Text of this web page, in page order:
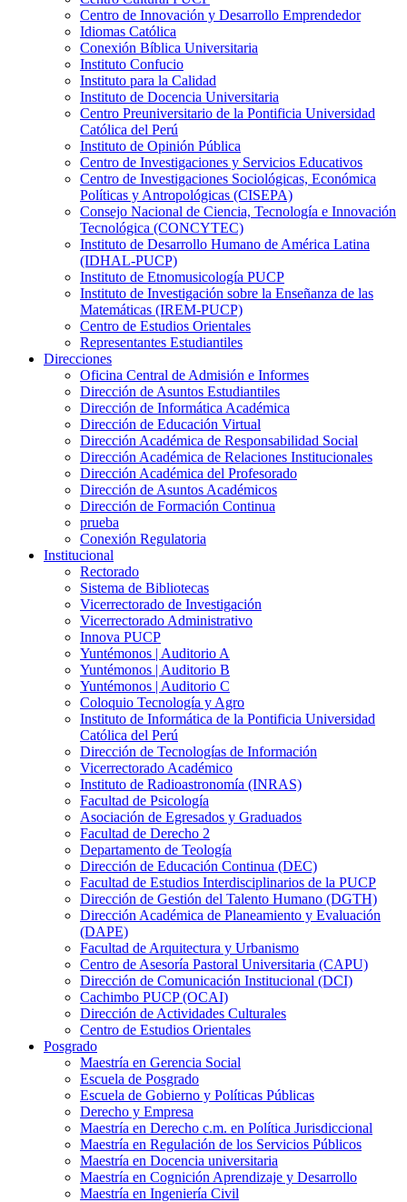
Centro de Innovación y Desarrollo Emprendedor
Idiomas Católica
Conexión Bíblica Universitaria
Instituto Confucio
Instituto para la Calidad
Instituto de Docencia Universitaria
Centro Preuniversitario de la Pontificia Universidad
Católica del Perú
Instituto de Opinión Pública
Centro de Investigaciones y Servicios Educativos
Centro de Investigaciones Sociológicas, Económica
Políticas y Antropológicas (CISEPA)
Consejo Nacional de Ciencia, Tecnología e Innovación
Tecnológica (CONCYTEC)
Instituto de Desarrollo Humano de América Latina
(IDHAL-PUCP)
Instituto de Etnomusicología PUCP
Instituto de Investigación sobre la Enseñanza de las
Matemáticas (IREM-PUCP)
Centro de Estudios Orientales
Representantes Estudiantiles
Direcciones
Oficina Central de Admisión e Informes
Dirección de Asuntos Estudiantiles
Dirección de Informática Académica
Dirección de Educación Virtual
Dirección Académica de Responsabilidad Social
Dirección Académica de Relaciones Institucionales
Dirección Académica del Profesorado
Dirección de Asuntos Académicos
Dirección de Formación Continua
prueba
Conexión Regulatoria
Institucional
Rectorado
Sistema de Bibliotecas
Vicerrectorado de Investigación
Vicerrectorado Administrativo
Innova PUCP
Yuntémonos | Auditorio A
Yuntémonos | Auditorio B
Yuntémonos | Auditorio C
Coloquio Tecnología y Agro
Instituto de Informática de la Pontificia Universidad
Católica del Perú
Dirección de Tecnologías de Información
Vicerrectorado Académico
Instituto de Radioastronomía (INRAS)
Facultad de Psicología
Asociación de Egresados y Graduados
Facultad de Derecho 2
Departamento de Teología
Dirección de Educación Continua (DEC)
Facultad de Estudios Interdisciplinarios de la PUCP
Dirección de Gestión del Talento Humano (DGTH)
Dirección Académica de Planeamiento y Evaluación
(DAPE)
Facultad de Arquitectura y Urbanismo
Centro de Asesoría Pastoral Universitaria (CAPU)
Dirección de Comunicación Institucional (DCI)
Cachimbo PUCP (OCAI)
Dirección de Actividades Culturales
Centro de Estudios Orientales
Posgrado
Maestría en Gerencia Social
Escuela de Posgrado
Escuela de Gobierno y Políticas Públicas
Derecho y Empresa
Maestría en Derecho c.m. en Política Jurisdiccional
Maestría en Regulación de los Servicios Públicos
Maestría en Docencia universitaria
Maestría en Cognición Aprendizaje y Desarrollo
Maestría en Ingeniería Civil